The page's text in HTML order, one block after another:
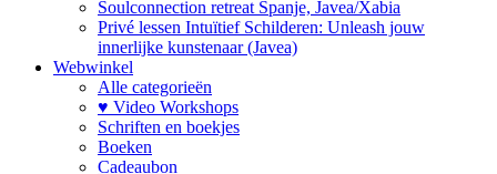
Soulconnection retreat Spanje, Javea/Xabia
Privé lessen Intuïtief Schilderen: Unleash jouw
innerlijke kunstenaar (Javea)
Webwinkel
Alle categorieën
♥ Video Workshops
Schriften en boekjes
Boeken
Cadeaubon